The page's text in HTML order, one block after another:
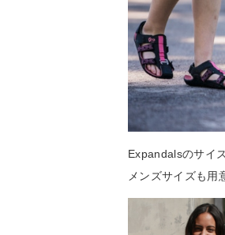
Expandalsのサイ
メンズサイズも用